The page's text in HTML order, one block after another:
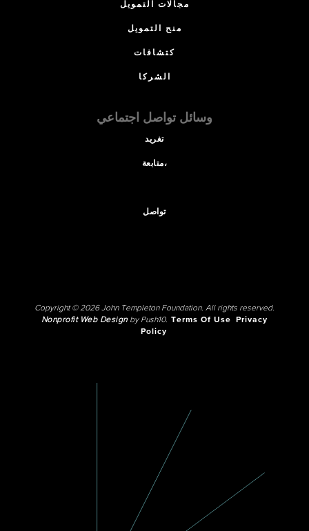
مجالات التمويل
منح التمويل
كتشافات
الشركا
وسائل تواصل اجتماعي
تغريد
متابعة،
تواصل
Copyright © 2026 John Templeton Foundation. All rights reserved.
Nonprofit Web Designby Push10. Terms Of Use
Privacy
Policy